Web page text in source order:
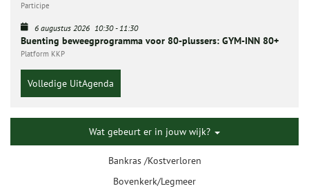
Participe
6 augustus 2026 10:30-11:30
Buenting beweegprogramma voor 80-plussers: GYM-INN 80+
Platform KKP
Volledige UitAgenda
Wat gebeurt er in jouw wijk?
Bankras /Kostverloren
Bovenkerk/Legmeer